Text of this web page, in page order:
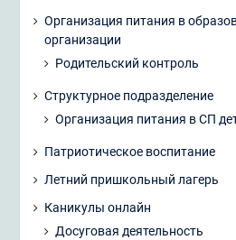
Организация питания в
организации
Родительский контроль
Структурное подразделение
Организация питания в СП
Патриотическое воспитание
Летний пришкольный лагерь
Каникулы онлайн
Досуговая деятельность